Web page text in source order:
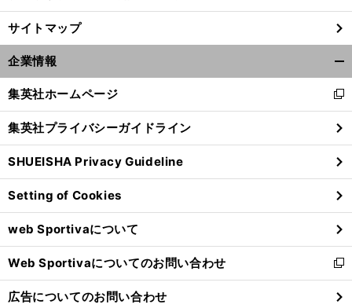
サイトマップ
企業情報
閉
る
集英社ホームページ
新
し
い
ウ
ィ
ン
ド
ウ
で
開
く
集英社プライバシーガイドライン
SHUEISHA Privacy Guideline
Setting of Cookies
web Sportivaについて
Web Sportivaについてのお問い合わせ
新
し
い
広告についてのお問い合わせ